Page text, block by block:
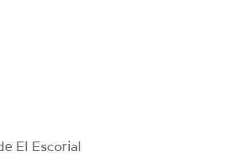
El Escorial